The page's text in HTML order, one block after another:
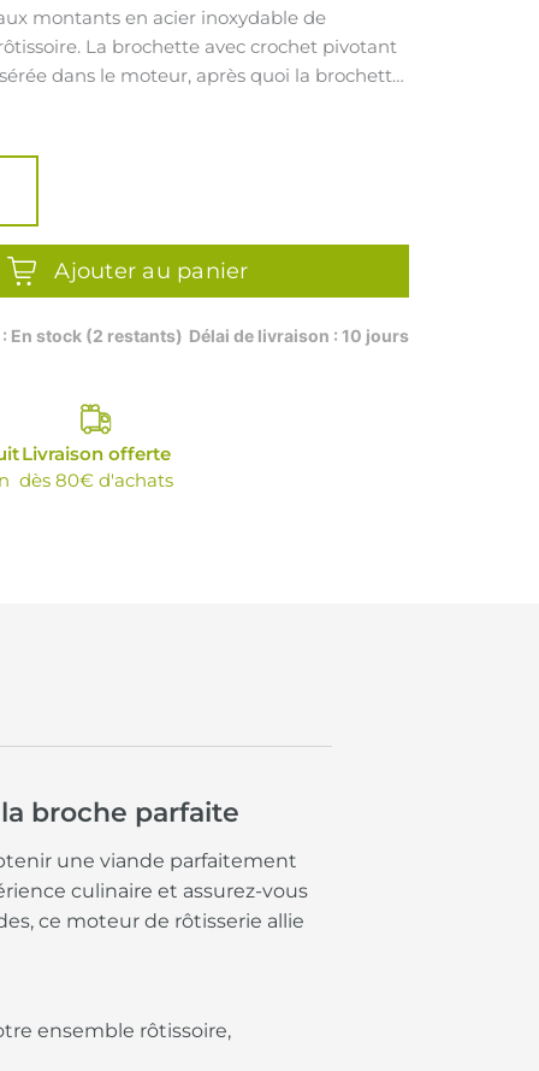
montants en acier inoxydable de
La brochette avec crochet pivotant
dans le moteur, après quoi la brochette
Ajouter au panier
En stock (2 restants) Délai de livraison : 10 jours
Livraison offerte
dès 80€ d'achats
broche parfaite
une viande parfaitement
culinaire et assurez-vous
ce moteur de rôtisserie allie
ensemble rôtissoire,